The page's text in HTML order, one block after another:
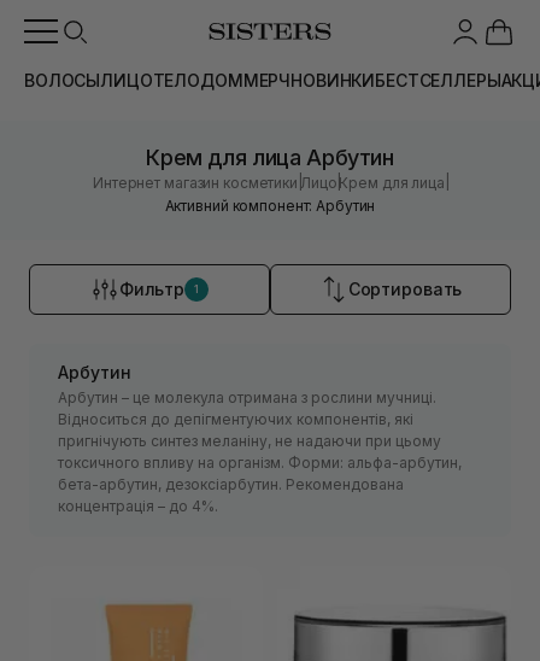
ВОЛОСЫЛИЦОТЕЛОДОММЕРЧНОВИНКИБЕСТСЕЛЛЕРЫ
Крем для лица Арбутин
Интернет магазин косметики Лицо |Крем для лица
Активний компонент: Арбутин
Фильтр 1 Сортировать
Арбутин
Арбутин – це молекула отримана з рослини мучниці.
Відноситься до депігментуючих компонентів, які
пригнічують синтез меланіну, не надаючи при цьому
токсичного впливу на організм. Форми: альфа-арбутин,
бета-арбутин, дезоксіарбутин. Рекомендована
концентрація – до 4%.